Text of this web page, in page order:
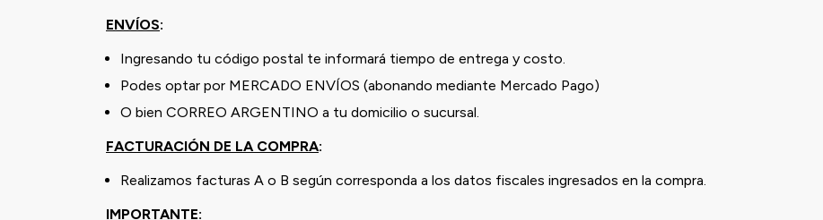
ENVÍOS:
Ingresando tu código postal te informará tiempo de entrega y costo.
Podes optar por MERCADO ENVÍOS (abonando mediante Mercado Pago)
O bien CORREO ARGENTINO a tu domicilio o sucursal.
FACTURACIÓN DE LA COMPRA:
Realizamos facturas A o B según corresponda a los datos fiscales ingresados en la compra.
IMPORTANTE: